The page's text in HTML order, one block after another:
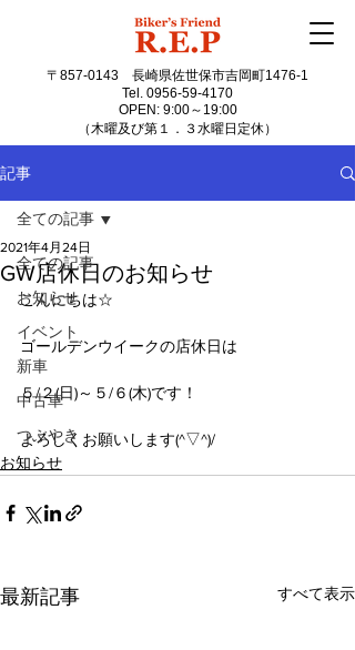
〒857-0143 長崎県佐世保市吉岡町1476-1
Tel. 0956-59-4170
OPEN: 9:00～19:00
（木曜及び第１．３水曜日定休）
記事
全ての記事
お知らせ
イベント
新車
中古車
つぶやき
全ての記事
GW店休日のお知らせ
2021年4月24日
こんにちは☆
ゴールデンウイークの店休日は
５/２(日)～５/６(木)です！
よろしくお願いします(^▽^)/
お知らせ
最新記事 すべて表示